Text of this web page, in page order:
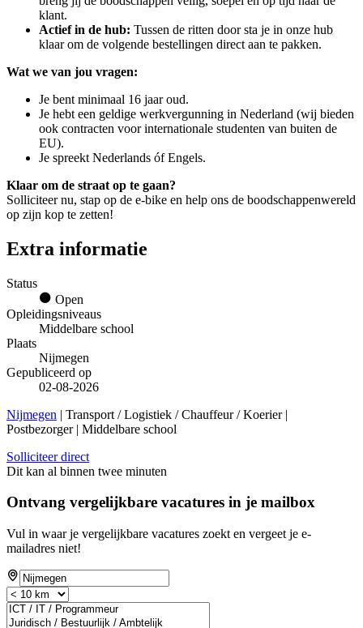
klant.
Actief in de hub: Tussen de ritten door sta je in onze hub
klaar om de volgende bestellingen direct aan te pakken.
Wat we van jou vragen:
Je bent minimaal 16 jaar oud.
Je hebt een geldige werkvergunning in Nederland (wij bieden
ook contracten voor internationale studenten van buiten de
EU).
Je spreekt Nederlands óf Engels.
Klaar om de straat op te gaan?
Solliciteer nu, stap op de e-bike en help ons de boodschappenwereld
op zijn kop te zetten!
Extra informatie
Status
Open
Opleidingsniveaus
Middelbare school
Plaats
Nijmegen
Gepubliceerd op
02-08-2026
Nijmegen | Transport / Logistiek / Chauffeur / Koerier |
Postbezorger | Middelbare school
Solliciteer direct
Dit kan al binnen twee minuten
Ontvang vergelijkbare vacatures in je mailbox
Vul in waar je vergelijkbare vacatures zoekt en vergeet je e-
mailadres niet!